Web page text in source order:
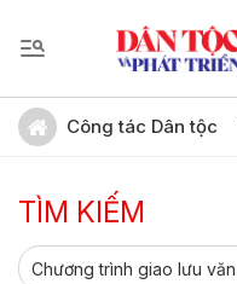
Công tác Dân tộc
TÌM KIẾM